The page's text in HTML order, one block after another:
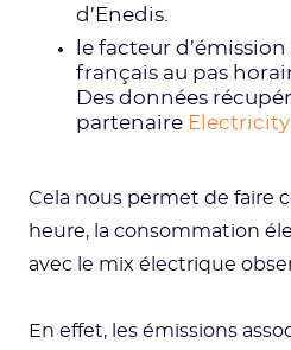
d’Enedis.
le facteur
français au pas
Des données
partenaire
Cela nous permet de faire
heure, la consommation
avec le mix électrique
En effet, les émissions